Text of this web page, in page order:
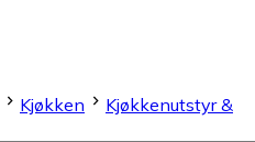
Kjøkken
Kjøkkenutstyr &